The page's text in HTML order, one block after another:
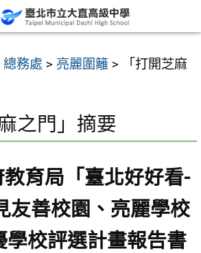
總務處 > 亮麗圍籬 >
「打開芝麻
之門」摘要
育局「臺北好好看-
友善校園、亮麗學校
學校評選計畫報告書